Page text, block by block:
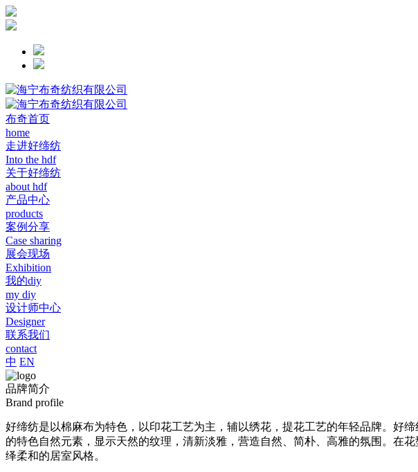
布奇首页
home
走进好缔纺
Into the hdf
关于好缔纺
about hdf
产品中心
products
案例分享
Case sharing
展会现场
Exhibition
我的diy
my diy
设计师中心
Designer
联系我们
contact
中 EN
品牌简介
Brand profile
好缔纺是以棉麻布为特色，以印花工艺为主，辅以绣花，提花工艺的年轻品牌。好
的特色自然元素，显示天然的纹理，清新淡雅，营造自然、简朴、高雅的氛围。在
绎柔和的居室风格。